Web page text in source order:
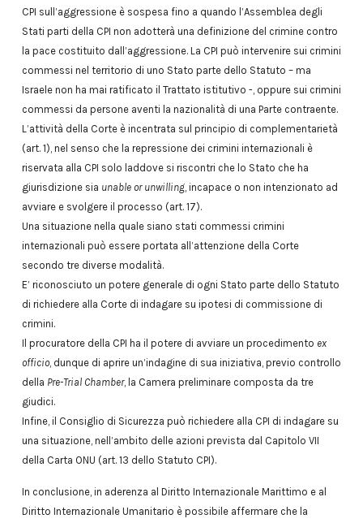
CPI sull’aggressione è sospesa fino a quando l’Assemblea degli
Stati parti della CPI non adotterà una definizione del crimine contro
la pace costituito dall’aggressione. La CPI può intervenire sui crimini
commessi nel territorio di uno Stato parte dello Statuto – ma
Israele non ha mai ratificato il Trattato istitutivo -, oppure sui crimini
commessi da persone aventi la nazionalità di una Parte contraente.
L’attività della Corte è incentrata sul principio di complementarietà
(art. 1), nel senso che la repressione dei crimini internazionali è
riservata alla CPI solo laddove si riscontri che lo Stato che ha
giurisdizione sia unable or unwilling, incapace o non intenzionato ad
avviare e svolgere il processo (art. 17).
Una situazione nella quale siano stati commessi crimini
internazionali può essere portata all’attenzione della Corte
secondo tre diverse modalità.
E’ riconosciuto un potere generale di ogni Stato parte dello Statuto
di richiedere alla Corte di indagare su ipotesi di commissione di
crimini.
Il procuratore della CPI ha il potere di avviare un procedimento ex
officio, dunque di aprire un’indagine di sua iniziativa, previo controllo
della Pre-Trial Chamber, la Camera preliminare composta da tre
giudici.
Infine, il Consiglio di Sicurezza può richiedere alla CPI di indagare su
una situazione, nell’ambito delle azioni prevista dal Capitolo VII
della Carta ONU (art. 13 dello Statuto CPI).
In conclusione, in aderenza al Diritto Internazionale Marittimo e al
Diritto Internazionale Umanitario è possibile affermare che la